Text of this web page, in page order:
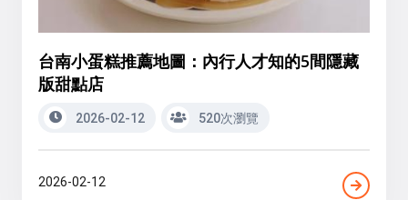
台南小蛋糕推薦地圖：內行人才知的5間隱藏
版甜點店
2026-02-12 520次瀏覽
2026-02-12